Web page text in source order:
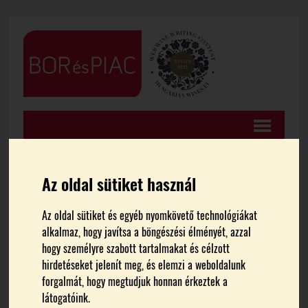
Az oldal sütiket használ
Az oldal sütiket és egyéb nyomkövető technológiákat
alkalmaz, hogy javítsa a böngészési élményét, azzal
hogy személyre szabott tartalmakat és célzott
hirdetéseket jelenít meg, és elemzi a weboldalunk
forgalmát, hogy megtudjuk honnan érkeztek a
látogatóink.
FŐOLDAL CIKKEK
Márciusi beszélgetésünk
Borbély Tamással